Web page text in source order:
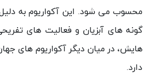
محسوب می شود. این آکواریوم به
گونه های آبزیان و فعالیت های
هایش، در میان دیگر آکواریوم های
دارد.